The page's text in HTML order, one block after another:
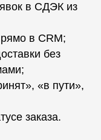
в СДЭК из
в CRM;
без
«в пути»,
заказа.